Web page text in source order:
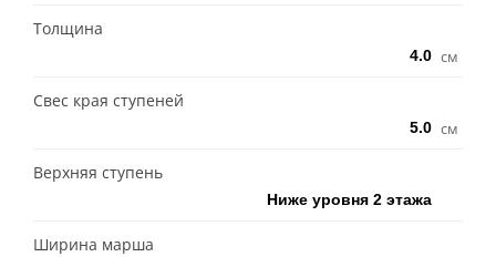
Толщина
см
Свес края ступеней
см
Верхняя ступень
Ширина марша